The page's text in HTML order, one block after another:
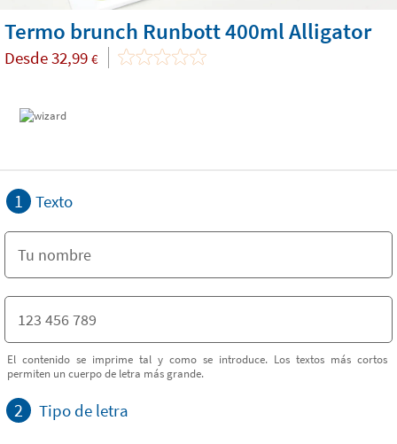
Termo brunch Runbott 400ml Alligator
Desde32,99 €
1 Texto
El contenido se imprime tal y como se introduce. Los textos más cortos
permiten un cuerpo de letra más grande.
2 Tipo de letra